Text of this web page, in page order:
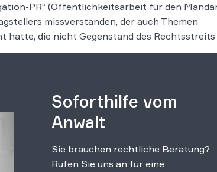
PR“ (Öffentlichkeitsarbeit für den
missverstanden, der auch Themen
die nicht Gegenstand des Rechtsstreits
Soforthilfe vom
Anwalt
Sie brauchen rechtliche Beratung?
Rufen Sie uns an für eine